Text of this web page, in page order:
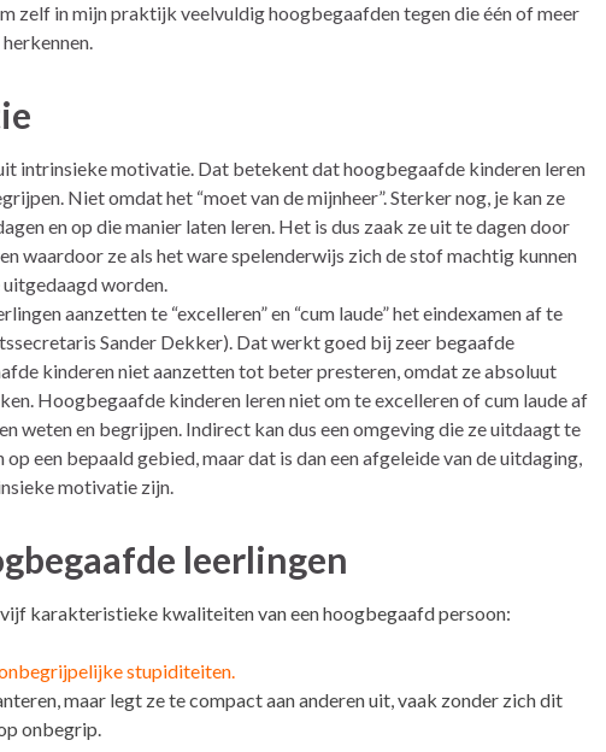
zelf in mijn praktijk veelvuldig hoogbegaafden tegen die één of meer
intrinsieke motivatie. Dat betekent dat hoogbegaafde kinderen leren
Niet omdat het “moet van de mijnheer”. Sterker nog, je kan ze
en op die manier laten leren. Het is dus zaak ze uit te dagen door
waardoor ze als het ware spelenderwijs zich de stof machtig kunnen
worden.
aanzetten te “excelleren” en “cum laude” het eindexamen af te
Sander Dekker). Dat werkt goed bij zeer begaafde
kinderen niet aanzetten tot beter presteren, omdat ze absoluut
Hoogbegaafde kinderen leren niet om te excelleren of cum laude af
weten en begrijpen. Indirect kan dus een omgeving die ze uitdaagt te
een bepaald gebied, maar dat is dan een afgeleide van de uitdaging,
motivatie zijn.
leerlingen
karakteristieke kwaliteiten van een hoogbegaafd persoon:
stupiditeiten.
maar legt ze te compact aan anderen uit, vaak zonder zich dit
onbegrip.